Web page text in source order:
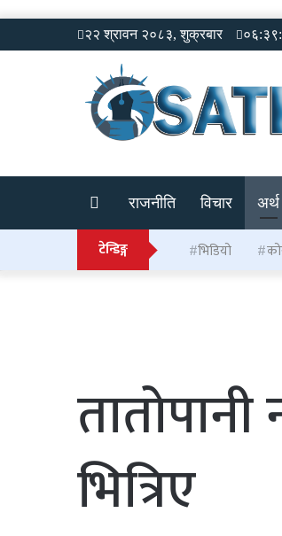
२२ श्रावन २०८३, शुक्रबार
राजनीति विचार अर्थ
टेन्डिङ्ग भिडियो
तातोपानी
भित्रिए